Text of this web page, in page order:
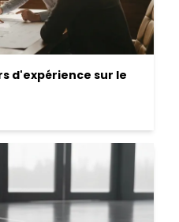
d'expérience sur le